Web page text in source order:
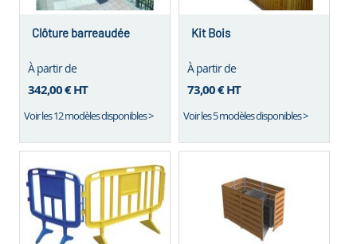
Clôture barreaudée
À partir de
342,00 €HT
Voir les 12 modèles disponibles >
Kit Bois
À partir de
73,00 €HT
Voir les 5 modèles disponibles >